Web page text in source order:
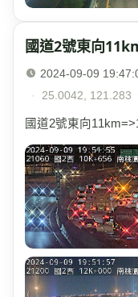
國道2號東向
2024-09-09
·
25.0042, 121.283
國道2號東向